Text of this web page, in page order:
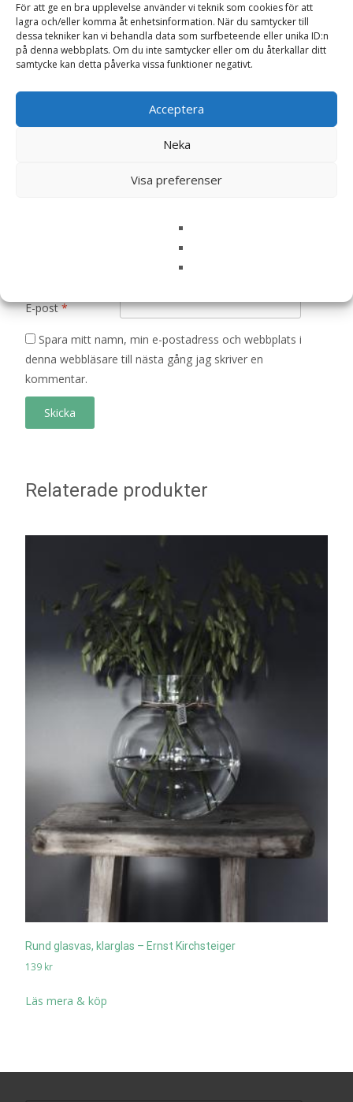
För att ge en bra upplevelse använder vi teknik som cookies för att
lagra och/eller komma åt enhetsinformation. När du samtycker till
dessa tekniker kan vi behandla data som surfbeteende eller unika ID:n
på denna webbplats. Om du inte samtycker eller om du återkallar ditt
samtycke kan detta påverka vissa funktioner negativt.
Acceptera
Neka
Visa preferenser
Bli först med att recensera
”Mobiltelefonhållare Katt”
Din e-postadress kommer inte publiceras. Obligatoriska fält
är märkta*
E-post*
Spara mitt namn, min e-postadress och webbplats i
denna webbläsare till nästa gång jag skriver en
kommentar.
Relaterade produkter
Rund glasvas, klarglas – Ernst Kirchsteiger
139 kr
Läs mera & köp